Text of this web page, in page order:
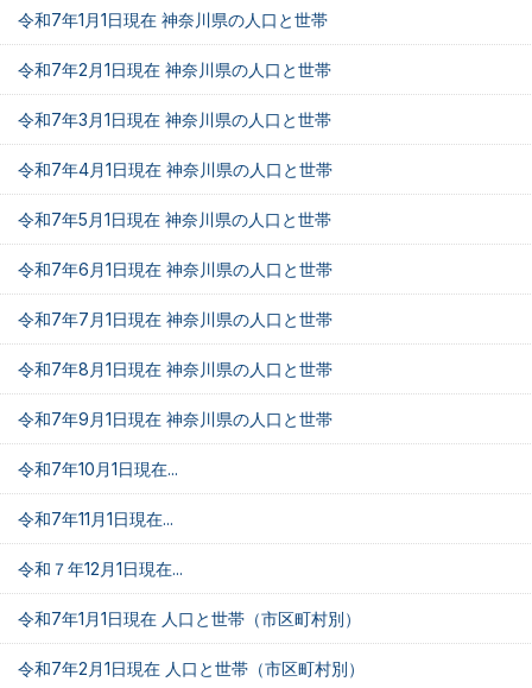
令和7年1月1日現在 神奈川県の人口と世帯
令和7年2月1日現在 神奈川県の人口と世帯
令和7年3月1日現在 神奈川県の人口と世帯
令和7年4月1日現在 神奈川県の人口と世帯
令和7年5月1日現在 神奈川県の人口と世帯
令和7年6月1日現在 神奈川県の人口と世帯
令和7年7月1日現在 神奈川県の人口と世帯
令和7年8月1日現在 神奈川県の人口と世帯
令和7年9月1日現在 神奈川県の人口と世帯
令和7年10月1日現在...
令和7年11月1日現在...
令和７年12月1日現在...
令和7年1月1日現在 人口と世帯（市区町村別）
令和7年2月1日現在 人口と世帯（市区町村別）